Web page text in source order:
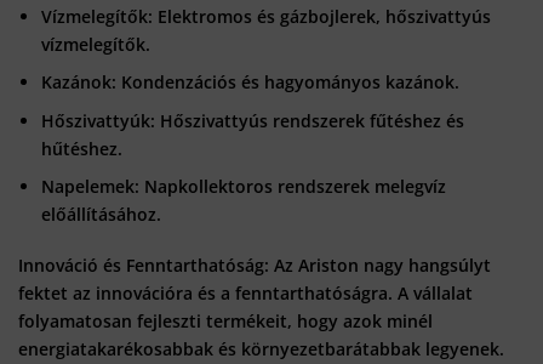
Vízmelegítők: Elektromos és gázbojlerek, hőszivattyús
vízmelegítők.
Kazánok: Kondenzációs és hagyományos kazánok.
Hőszivattyúk: Hőszivattyús rendszerek fűtéshez és
hűtéshez.
Napelemek: Napkollektoros rendszerek melegvíz
előállításához.
Innováció és Fenntarthatóság: Az Ariston nagy hangsúlyt
fektet az innovációra és a fenntarthatóságra. A vállalat
folyamatosan fejleszti termékeit, hogy azok minél
energiatakarékosabbak és környezetbarátabbak legyenek.